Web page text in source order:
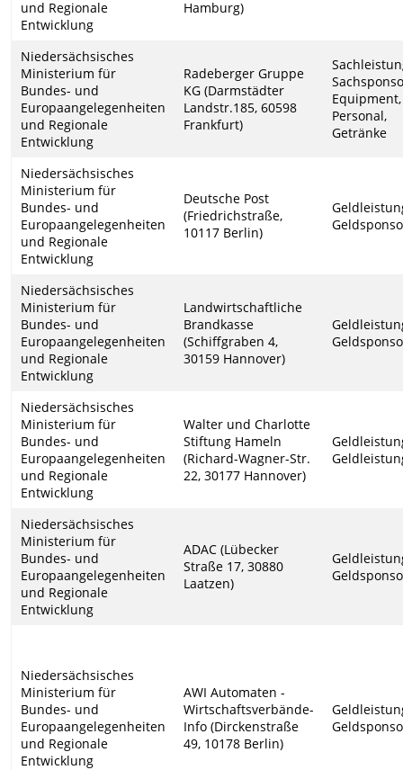
und Regionale
Entwicklung
Hamburg)
Niedersächsisches
Ministerium für
Bundes- und
Europaangelegenheiten
und Regionale
Entwicklung
Radeberger Gruppe
KG (Darmstädter
Landstr.185, 60598
Frankfurt)
Equipment,
Personal,
Getränke
Niedersächsisches
Ministerium für
Bundes- und
Europaangelegenheiten
und Regionale
Entwicklung
Deutsche Post
(Friedrichstraße,
10117 Berlin)
Niedersächsisches
Ministerium für
Bundes- und
Europaangelegenheiten
und Regionale
Entwicklung
Landwirtschaftliche
Brandkasse
(Schiffgraben 4,
30159 Hannover)
Niedersächsisches
Ministerium für
Bundes- und
Europaangelegenheiten
und Regionale
Entwicklung
Walter und Charlotte
Stiftung Hameln
(Richard-Wagner-Str.
22, 30177 Hannover)
Niedersächsisches
Ministerium für
Bundes- und
Europaangelegenheiten
und Regionale
Entwicklung
ADAC (Lübecker
Straße 17, 30880
Laatzen)
Niedersächsisches
Ministerium für
Bundes- und
Europaangelegenheiten
und Regionale
Entwicklung
AWI Automaten -
Wirtschaftsverbände-
Info (Dirckenstraße
49, 10178 Berlin)